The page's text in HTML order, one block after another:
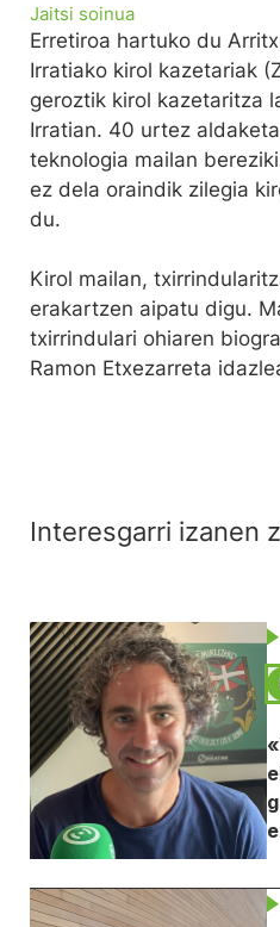
Jaitsi soinua
Erretiroa hartuko du
Irratiako kirol kazetariak
geroztik kirol kazetaritza
Irratian. 40 urtez
teknologia mailan
ez dela oraindik zilegia
du.
Kirol mailan,
erakartzen aipatu digu.
txirrindulari ohiaren
Ramon Etxezarreta
Interesgarri izanen